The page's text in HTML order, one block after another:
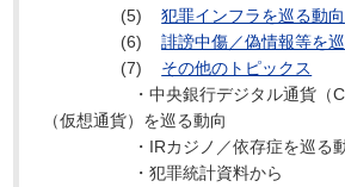
(5)
犯罪インフラを巡る動向
(6)
誹謗中傷／偽情報等を
(7)
その他のトピックス
・中央銀行デジタル通貨（
（仮想通貨）を巡る動向
・IRカジノ／依存症を巡る
・犯罪統計資料から